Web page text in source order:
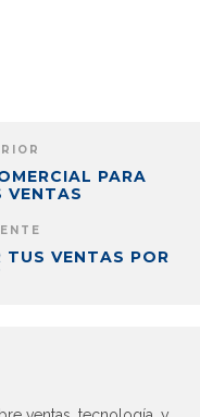
PARA
VENTAS
TUS VENTAS POR